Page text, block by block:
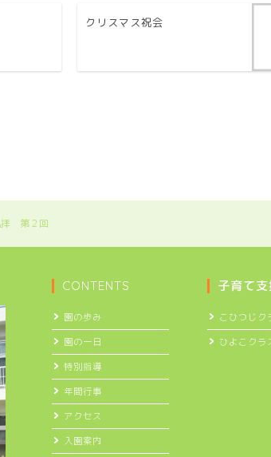
クリスマス祝会
拝 第２回
CONTENTS
園の歩み
園の一日
特別指導
年間行事
アクセス
入園案内
子育て支
こひつじク
ひよこクラ